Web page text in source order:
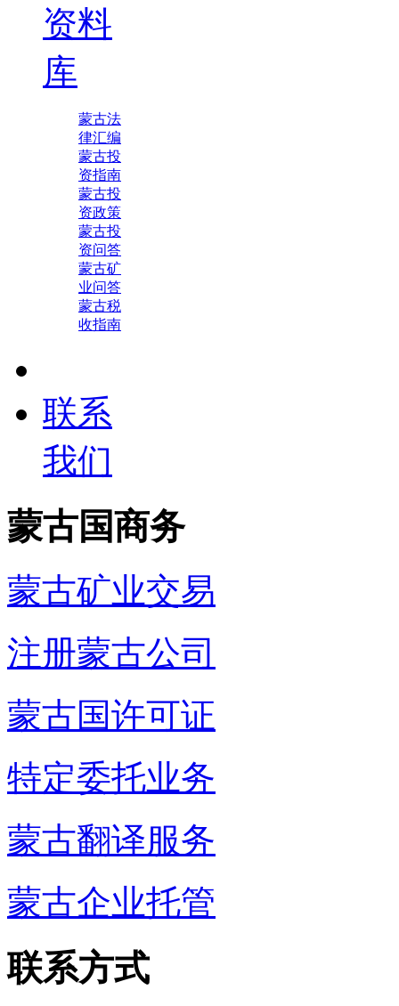
资料
库
蒙古法
律汇编
蒙古投
资指南
蒙古投
资政策
蒙古投
资问答
蒙古矿
业问答
蒙古税
收指南
联系
我们
蒙古国商务
蒙古矿业交易
注册蒙古公司
蒙古国许可证
特定委托业务
蒙古翻译服务
蒙古企业托管
联系方式